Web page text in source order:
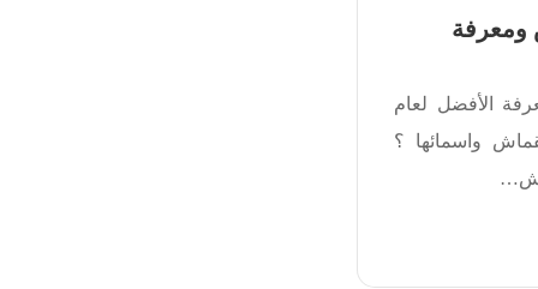
ومعرفة
الأفضل لعام
واسمائها ؟